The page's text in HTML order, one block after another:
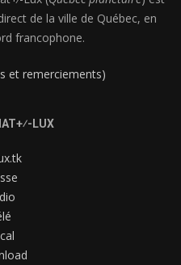
de la ville de Québec, en
francophone.
et remerciements)
LUX